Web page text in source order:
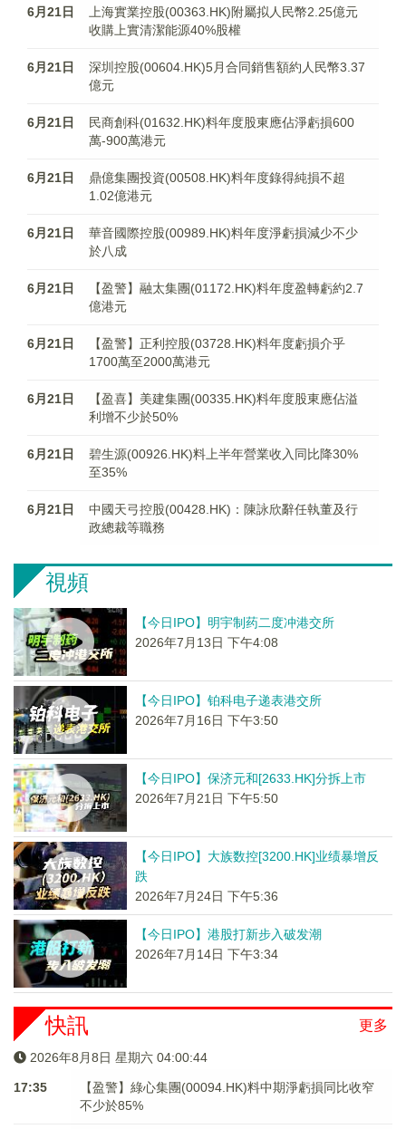
6月21日
上海實業控股(00363.HK)附屬拟人民幣2.25億元
收購上實清潔能源40%股權
6月21日
深圳控股(00604.HK)5月合同銷售額約人民幣3.37
億元
6月21日
民商創科(01632.HK)料年度股東應佔淨虧損600
萬-900萬港元
6月21日
鼎億集團投資(00508.HK)料年度錄得純損不超
1.02億港元
6月21日
華音國際控股(00989.HK)料年度淨虧損減少不少
於八成
6月21日
【盈警】融太集團(01172.HK)料年度盈轉虧約2.7
億港元
6月21日
【盈警】正利控股(03728.HK)料年度虧損介乎
1700萬至2000萬港元
6月21日
【盈喜】美建集團(00335.HK)料年度股東應佔溢
利增不少於50%
6月21日
碧生源(00926.HK)料上半年營業收入同比降30%
至35%
6月21日
中國天弓控股(00428.HK)：陳詠欣辭任執董及行
政總裁等職務
視頻
【今日IPO】明宇制药二度冲港交所
2026年7月13日 下午4:08
【今日IPO】铂科电子递表港交所
2026年7月16日 下午3:50
【今日IPO】保济元和[2633.HK]分拆上市
2026年7月21日 下午5:50
【今日IPO】大族数控[3200.HK]业绩暴增反
跌
2026年7月24日 下午5:36
【今日IPO】港股打新步入破发潮
2026年7月14日 下午3:34
更多
快訊
2026年8月8日 星期六 04:00:44
17:35
【盈警】綠心集團(00094.HK)料中期淨虧損同比收窄
不少於85%